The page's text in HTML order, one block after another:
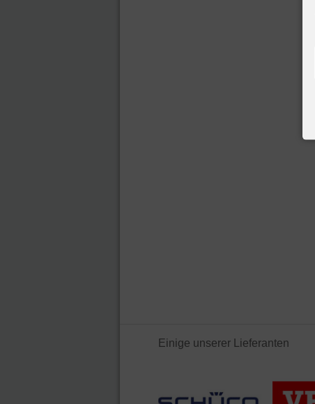
Einige unserer Lieferanten